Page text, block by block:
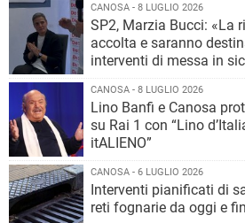
CANOSA - 8 LUGLIO 2026
SP2, Marzia Bucci: «La
accolta e saranno
interventi di messa in
CANOSA - 8 LUGLIO 2026
Lino Banfi e Canosa
su Rai 1 con “Lino
itALIENO”
CANOSA - 6 LUGLIO 2026
Interventi pianificati di
reti fognarie da oggi e